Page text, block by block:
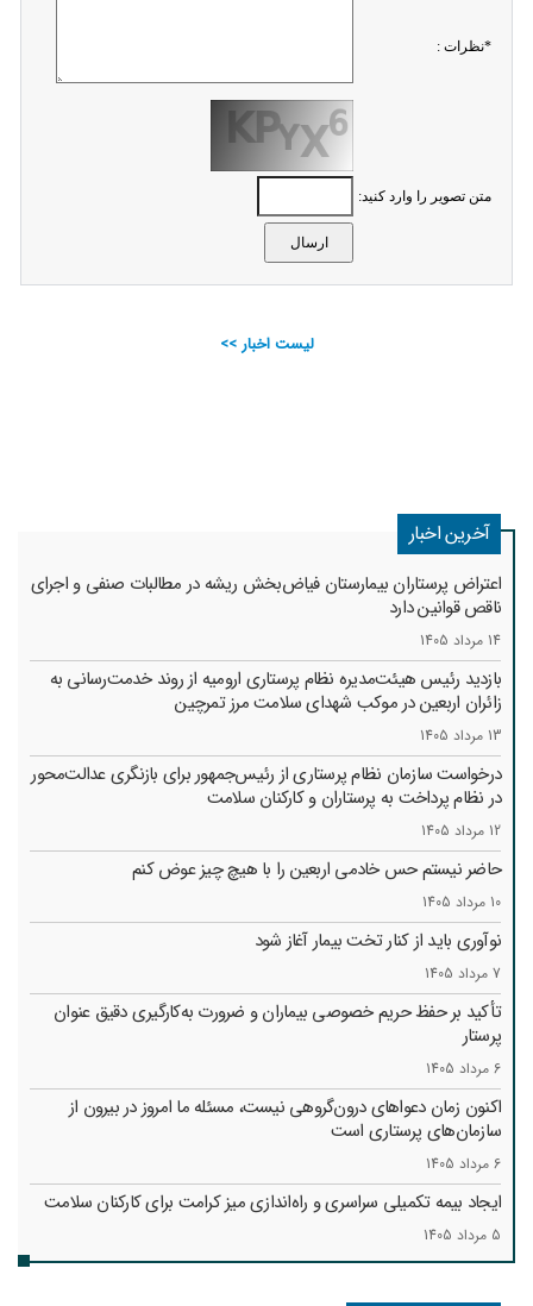
*نظرات :
متن تصویر را وارد کنید:
لیست اخبار >>
آخرین اخبار
اعتراض پرستاران بیمارستان فیاض‌بخش ریشه در مطالبات صنفی و اجرای
ناقص قوانین دارد
14 مرداد 1405
بازدید رئیس هیئت‌مدیره نظام پرستاری ارومیه از روند خدمت‌رسانی به
زائران اربعین در موکب شهدای سلامت مرز تمرچین
13 مرداد 1405
درخواست سازمان نظام پرستاری از رئیس‌جمهور برای بازنگری عدالت‌محور
در نظام پرداخت به پرستاران و کارکنان سلامت
12 مرداد 1405
حاضر نیستم حس خادمی اربعین را با هیچ چیز عوض کنم
10 مرداد 1405
نوآوری باید از کنار تخت بیمار آغاز شود
7 مرداد 1405
تأکید بر حفظ حریم خصوصی بیماران و ضرورت به‌کارگیری دقیق عنوان
پرستار
6 مرداد 1405
اکنون زمان دعواهای درون‌گروهی نیست، مسئله ما امروز در بیرون از
سازمان‌های پرستاری است
6 مرداد 1405
ایجاد بیمه تکمیلی سراسری و راه‌اندازی میز کرامت برای کارکنان سلامت
5 مرداد 1405